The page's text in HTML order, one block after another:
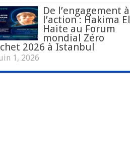
De l’engagement à
l’action : Hakima El
Haite au Forum
mondial Zéro
2026 à Istanbul
1, 2026